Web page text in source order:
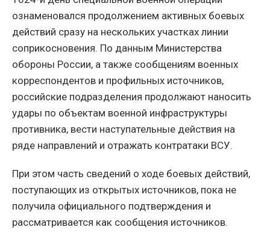
ознаменовался продолжением активных боевых
действий сразу на нескольких участках линии
соприкосновения. По данным Министерства
обороны России, а также сообщениям военных
корреспондентов и профильных источников,
российские подразделения продолжают наносить
удары по объектам военной инфраструктуры
противника, вести наступательные действия на
ряде направлений и отражать контратаки ВСУ.
При этом часть сведений о ходе боевых действий,
поступающих из открытых источников, пока не
получила официального подтверждения и
рассматривается как сообщения источников.